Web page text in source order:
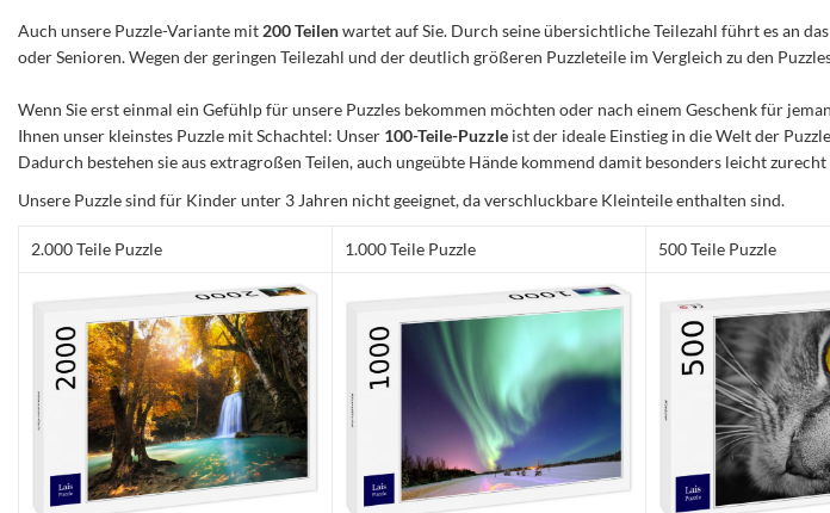
Auch unsere Puzzle-Variante mit 200 Teilenwartet auf Sie. Durch seine übersichtliche Teilezahl führt es an
oder Senioren. Wegen der geringen Teilezahl und der deutlich größeren Puzzleteile im Vergleich zu den
Wenn Sie erst einmal ein Gefühlp für unsere Puzzles bekommen möchten oder nach einem Geschenk für
Ihnen unser kleinstes Puzzle mit Schachtel: Unser 100-Teile-Puzzle ist der ideale Einstieg in die Welt der
Dadurch bestehen sie aus extragroßen Teilen, auch ungeübte Hände kommend damit besonders leicht
Unsere Puzzle sind für Kinder unter 3 Jahren nicht geeignet, da verschluckbare Kleinteile enthalten sind.
2.000 Teile Puzzle 1.000 Teile Puzzle 500 Teile Puzzle